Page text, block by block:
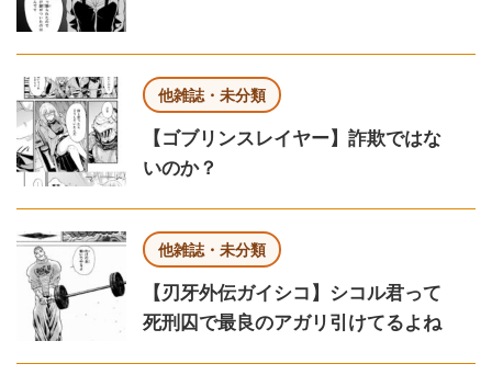
他雑誌・未分類
【ゴブリンスレイヤー】詐欺ではな
いのか？
他雑誌・未分類
【刃牙外伝ガイシコ】シコル君って
死刑囚で最良のアガリ引けてるよね